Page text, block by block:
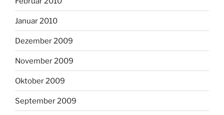
Januar 2010
Dezember 2009
November 2009
Oktober 2009
September 2009